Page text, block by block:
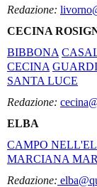
Redazione:
CECINA
BIBBONA
CECINA
SANTA LUCE
Redazione:
ELBA
CAMPO
MARCIANA
Redazione: